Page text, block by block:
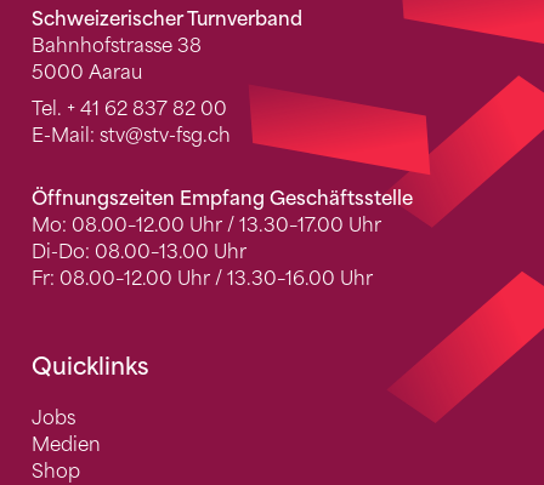
Schweizerischer Turnverband
Bahnhofstrasse 38
5000 Aarau
Tel. + 41 62 837 82 00
E-Mail: stv@stv-fsg.ch
Öffnungszeiten Empfang Geschäftsstelle
Mo: 08.00–12.00 Uhr / 13.30–17.00 Uhr
Di-Do: 08.00–13.00 Uhr
Fr: 08.00–12.00 Uhr / 13.30–16.00 Uhr
Quicklinks
Jobs
Medien
Shop